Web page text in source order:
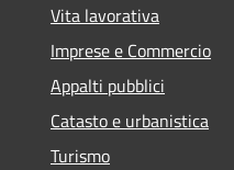
Vita lavorativa
Imprese e Commercio
Appalti pubblici
Catasto e urbanistica
Turismo